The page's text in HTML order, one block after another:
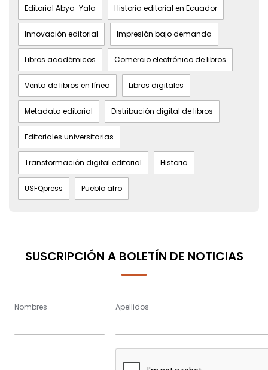
Editorial Abya-Yala Historia editorial en Ecuador
Innovación editorial Impresión bajo demanda
Libros académicos Comercio electrónico de libros
Venta de libros en línea Libros digitales
Metadata editorial Distribución digital de libros
Editoriales universitarias
Transformación digital editorial Historia
USFQpress Pueblo afro
SUSCRIPCIÓN A BOLETÍN DE NOTICIAS
Nombres Apellidos